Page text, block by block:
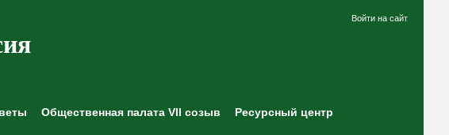
Войти на сайт
Общественная палата VII созыв
Ресурсный центр